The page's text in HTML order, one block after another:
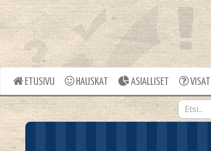
ETUSIVU HAUSKAT ASIALLISET VISAT